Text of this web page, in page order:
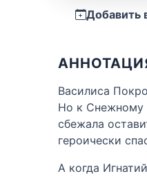
Добавить
Василиса
Но к Снежному
сбежала
героически
А когда